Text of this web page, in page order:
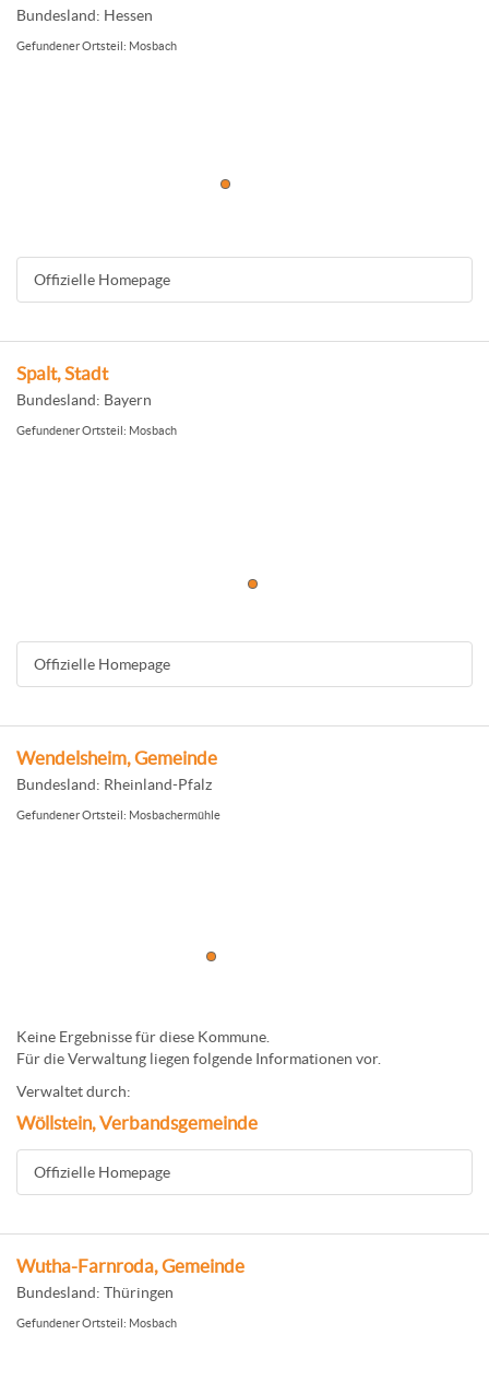
Bundesland: Hessen
Gefundener Ortsteil: Mosbach
Offizielle Homepage
Spalt, Stadt
Bundesland: Bayern
Gefundener Ortsteil: Mosbach
Offizielle Homepage
Wendelsheim, Gemeinde
Bundesland: Rheinland-Pfalz
Gefundener Ortsteil: Mosbachermühle
Keine Ergebnisse für diese Kommune.
Für die Verwaltung liegen folgende Informationen vor.
Verwaltet durch:
Wöllstein, Verbandsgemeinde
Offizielle Homepage
Wutha-Farnroda, Gemeinde
Bundesland: Thüringen
Gefundener Ortsteil: Mosbach